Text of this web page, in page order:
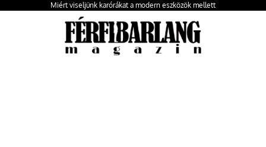
Miért viseljünk karórákat a modern eszközök mellett